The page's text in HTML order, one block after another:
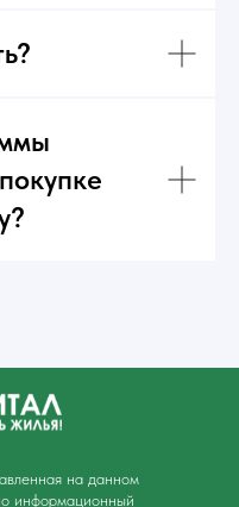
на данном
информационный